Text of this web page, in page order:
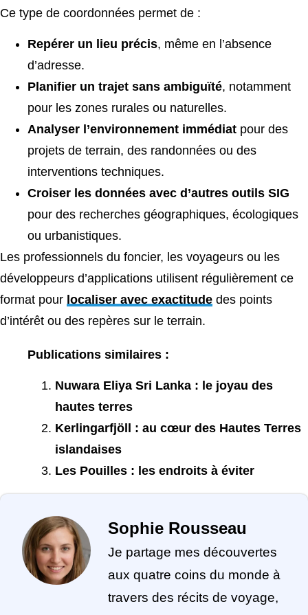
Ce type de coordonnées permet de :
Repérer un lieu précis, même en l’absence
d’adresse.
Planifier un trajet sans ambiguïté, notamment
pour les zones rurales ou naturelles.
Analyser l’environnement immédiat pour des
projets de terrain, des randonnées ou des
interventions techniques.
Croiser les données avec d’autres outils SIG
pour des recherches géographiques, écologiques
ou urbanistiques.
Les professionnels du foncier, les voyageurs ou les
développeurs d’applications utilisent régulièrement ce
format pour localiser avec exactitude des points
d’intérêt ou des repères sur le terrain.
Publications similaires :
Nuwara Eliya Sri Lanka : le joyau des
hautes terres
Kerlingarfjöll : au cœur des Hautes Terres
islandaises
Les Pouilles : les endroits à éviter
Sophie Rousseau
Je partage mes découvertes
aux quatre coins du monde à
travers des récits de voyage,